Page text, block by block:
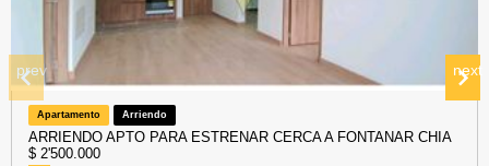
Apartamento Arriendo
ARRIENDO APTO PARA ESTRENAR CERCA A FONTANAR CHIA
$ 2'500.000
prev next